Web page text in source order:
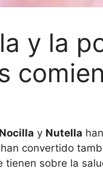
y la
Nocilla y Nutella
convertido
tienen sobre la